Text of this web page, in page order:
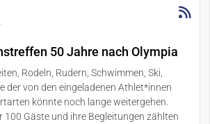
50 Jahre nach Olympia
Rodeln, Rudern, Schwimmen, Ski,
der von den eingeladenen Athlet*innen
könnte noch lange weitergehen.
100 Gäste und ihre Begleitungen zählten